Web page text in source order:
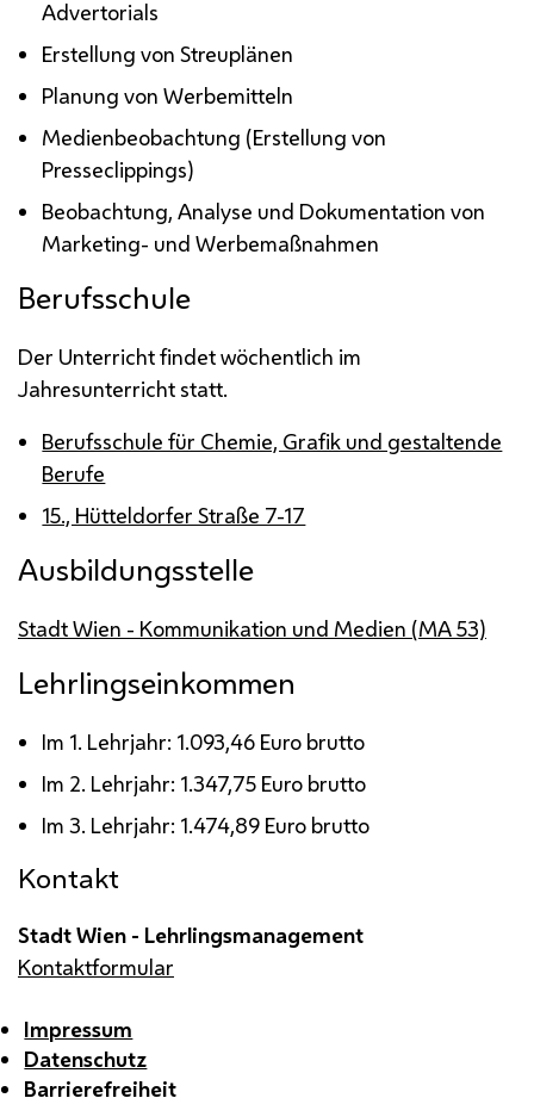
Advertorials
Erstellung von Streuplänen
Planung von Werbemitteln
Medienbeobachtung (Erstellung von
Presseclippings)
Beobachtung, Analyse und Dokumentation von
Marketing- und Werbemaßnahmen
Berufsschule
Der Unterricht findet wöchentlich im
Jahresunterricht statt.
Berufsschule für Chemie, Grafik und gestaltende
Berufe
15., Hütteldorfer Straße 7-17
Ausbildungsstelle
Stadt Wien - Kommunikation und Medien (MA53)
Lehrlingseinkommen
Im 1. Lehrjahr: 1.093,46 Euro brutto
Im 2. Lehrjahr: 1.347,75 Euro brutto
Im 3. Lehrjahr: 1.474,89 Euro brutto
Kontakt
Stadt Wien - Lehrlingsmanagement
Kontaktformular
Impressum
Datenschutz
Barrierefreiheit